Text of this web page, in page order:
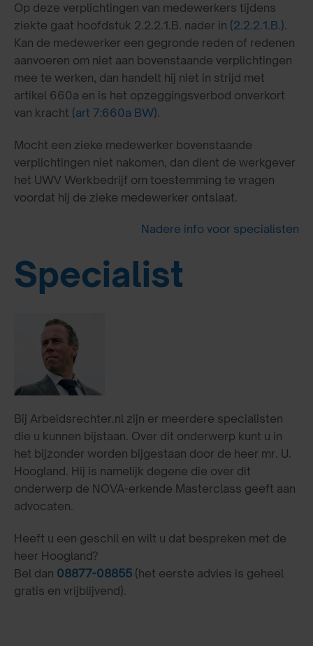
Op deze verplichtingen van medewerkers tijdens
ziekte gaat hoofdstuk 2.2.2.1.B. nader in (2.2.2.1.B.).
Kan de medewerker een gegronde reden of redenen
aanvoeren om niet aan bovenstaande verplichtingen
mee te werken, dan handelt hij niet in strijd met
artikel 660a en is het opzeggingsverbod onverkort
van kracht (art 7:660a BW).
Mocht een zieke medewerker bovenstaande
verplichtingen niet nakomen, dan dient de werkgever
het UWV Werkbedrijf om toestemming te vragen
voordat hij de zieke medewerker ontslaat.
Nadere info voor specialisten
Specialist
Bij Arbeidsrechter.nl zijn er meerdere specialisten
die u kunnen bijstaan. Over dit onderwerp kunt u in
het bijzonder worden bijgestaan door de heer mr. U.
Hoogland. Hij is namelijk degene die over dit
onderwerp de NOVA-erkende Masterclass geeft aan
advocaten.
Heeft u een geschil en wilt u dat bespreken met de
heer Hoogland?
Bel dan 08877-08855 (het eerste advies is geheel
gratis en vrijblijvend).